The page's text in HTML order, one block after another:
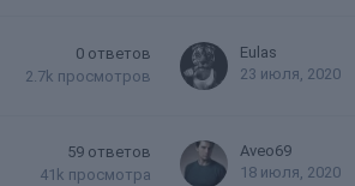
0 ответов
2.7k просмотров
Eulas
23 июля, 2020
59 ответов
41k просмотра
Aveo69
18 июля, 2020